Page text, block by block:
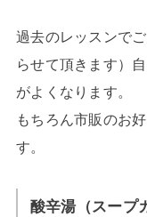
過去のレッスンで
らせて頂きます）
がよくなります。
もちろん市販のお
す。
酸辛湯（スープ